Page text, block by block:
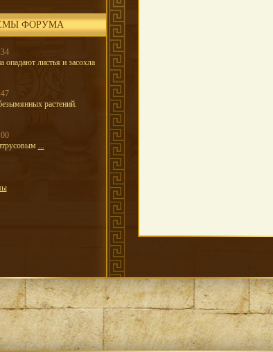
ФОРУМА
опадают листья и засохла
растений.
...